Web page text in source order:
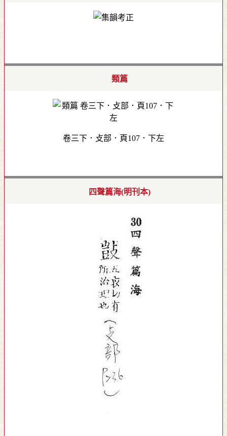
類篇
卷三下．攴部．頁107．下左
四聲篇海(明刊本)